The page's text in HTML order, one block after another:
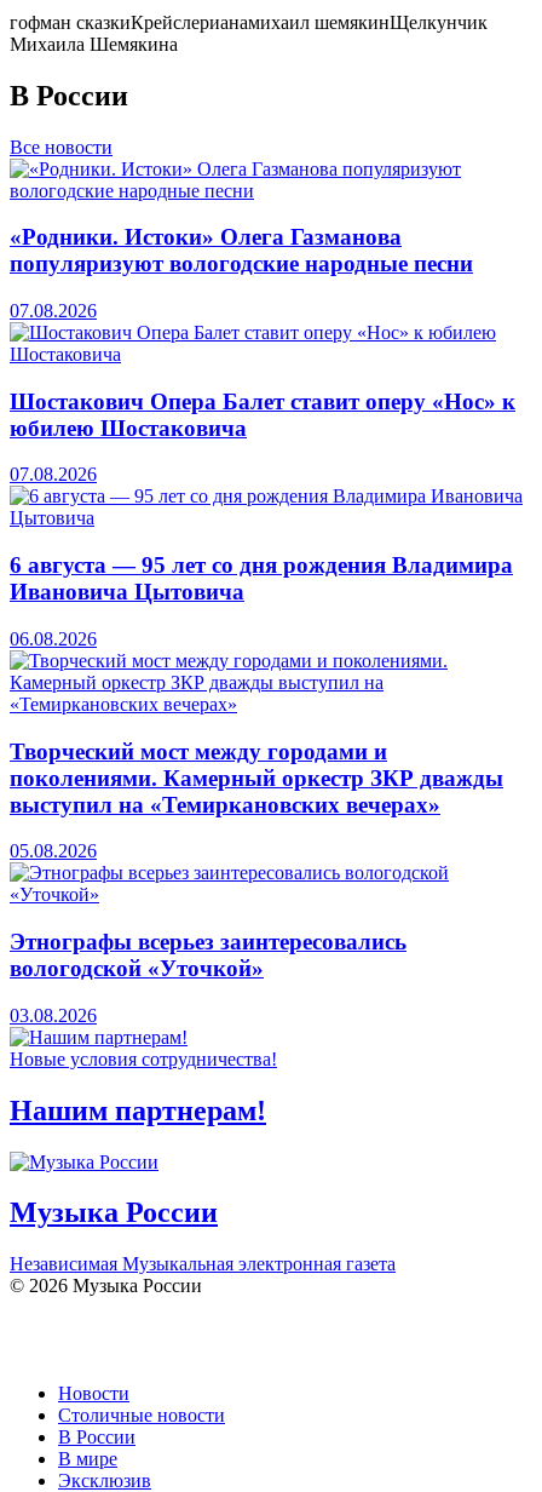
гофман сказкиКрейслерианамихаил шемякинЩелкунчик
Михаила Шемякина
В России
Все новости
«Родники. Истоки» Олега Газманова
популяризуют вологодские народные песни
07.08.2026
Шостакович Опера Балет ставит оперу «Нос» к
юбилею Шостаковича
07.08.2026
6 августа — 95 лет со дня рождения Владимира
Ивановича Цытовича
06.08.2026
Творческий мост между городами и
поколениями. Камерный оркестр ЗКР дважды
выступил на «Темиркановских вечерах»
05.08.2026
Этнографы всерьез заинтересовались
вологодской «Уточкой»
03.08.2026
Новые условия сотрудничества!
Нашим партнерам!
Музыка России
Независимая Музыкальная электронная газета
© 2026 Музыка России
Новости
Столичные новости
В России
В мире
Эксклюзив